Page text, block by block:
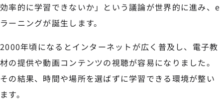
効率的に学習できないか」という議論が世界的に進み、e
ラーニングが誕生します。
2000年頃になるとインターネットが広く普及し、電子教
材の提供や動画コンテンツの視聴が容易になりました。
その結果、時間や場所を選ばずに学習できる環境が整い
ます。